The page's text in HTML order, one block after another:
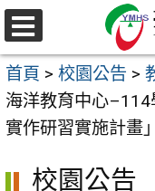
跳
至
主
要
內
區
選
單
首頁 > 校園公告 >
海洋教育中心
實作研習實施計畫」
校園公告